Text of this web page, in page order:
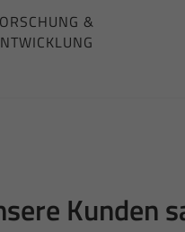
&
Kunden